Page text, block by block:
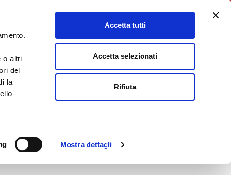
o altri
del
la
Mostra dettagli
Accetta tutti
Accetta selezionati
Rifiuta
Charity Point
DONA ORA